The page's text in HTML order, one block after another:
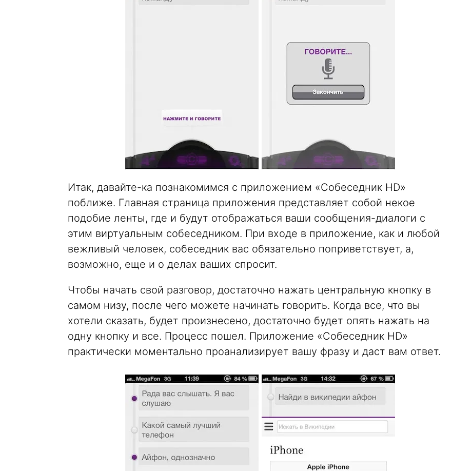
Итак, давайте-ка познакомимся с приложением «Собеседник HD»
поближе. Главная страница приложения представляет собой некое
подобие ленты, где и будут отображаться ваши сообщения-диалоги с
этим виртуальным собеседником. При входе в приложение, как и любой
вежливый человек, собеседник вас обязательно поприветствует, а,
возможно, еще и о делах ваших спросит.
Чтобы начать свой разговор, достаточно нажать центральную кнопку в
самом низу, после чего можете начинать говорить. Когда все, что вы
хотели сказать, будет произнесено, достаточно будет опять нажать на
одну кнопку и все. Процесс пошел. Приложение «Собеседник HD»
практически моментально проанализирует вашу фразу и даст вам ответ.